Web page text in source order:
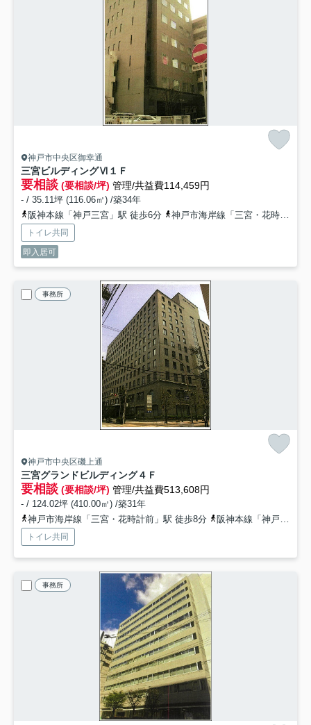
神戸市中央区御幸通
三宮ビルディングⅥ １Ｆ
要相談 (要相談/坪) 管理/共益費114,459円
- / 35.11坪 (116.06㎡) /築34年
阪神本線「神戸三宮」駅 徒歩6分
神戸市海岸線「三宮・花時計前」駅 徒歩6分
トイレ共同
即入居可
事務所
神戸市中央区磯上通
三宮グランドビルディング４Ｆ
要相談 (要相談/坪) 管理/共益費513,608円
- / 124.02坪 (410.00㎡) /築31年
神戸市海岸線「三宮・花時計前」駅 徒歩8分
阪神本線「神戸三宮」駅 徒歩9分
トイレ共同
事務所